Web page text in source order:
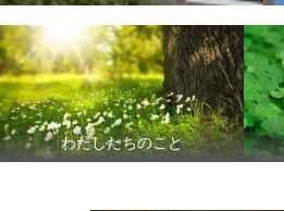
わたしたちのこと